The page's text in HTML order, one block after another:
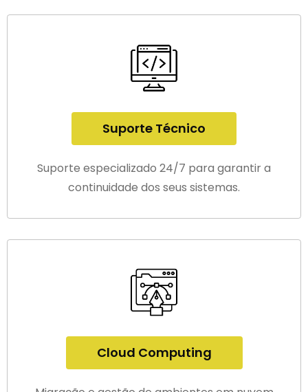
Suporte Técnico
Suporte especializado 24/7 para garantir a
continuidade dos seus sistemas.
Cloud Computing